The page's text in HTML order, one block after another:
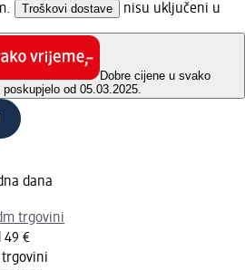
Troškovi dostave
nisu uključeni u
Dobre cijene u svako
poskupjelo od 05.03.2025.
dana
trgovini
49 €
trgovini